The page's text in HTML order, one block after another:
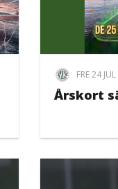
FRE 24
Årskort